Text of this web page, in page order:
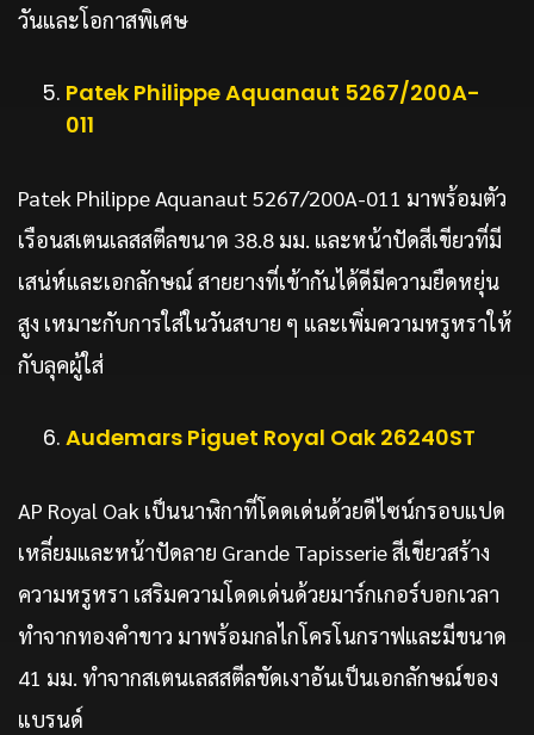
วันและโอกาสพิเศษ
Patek Philippe Aquanaut 5267/200A-
011
Patek Philippe Aquanaut 5267/200A-011 มาพร้อมตัว
เรือนสเตนเลสสตีลขนาด 38.8 มม. และหน้าปัดสีเขียวที่มี
เสน่ห์และเอกลักษณ์ สายยางที่เข้ากันได้ดีมีความยืดหยุ่น
สูง เหมาะกับการใส่ในวันสบาย ๆ และเพิ่มความหรูหราให้
กับลุคผู้ใส่
Audemars Piguet Royal Oak 26240ST
AP Royal Oak เป็นนาฬิกาที่โดดเด่นด้วยดีไซน์กรอบแปด
เหลี่ยมและหน้าปัดลาย Grande Tapisserie สีเขียวสร้าง
ความหรูหรา เสริมความโดดเด่นด้วยมาร์กเกอร์บอกเวลา
ทำจากทองคำขาว มาพร้อมกลไกโครโนกราฟและมีขนาด
41 มม. ทำจากสเตนเลสสตีลขัดเงาอันเป็นเอกลักษณ์ของ
แบรนด์